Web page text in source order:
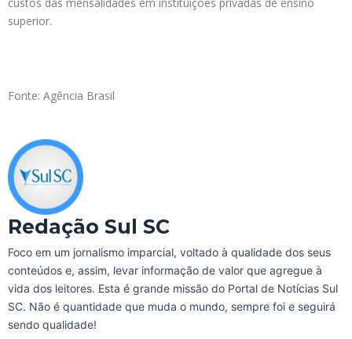
superior.
Fonte: Agência Brasil
Redação Sul SC
Foco em um jornalismo imparcial, voltado à qualidade dos seus
conteúdos e, assim, levar informação de valor que agregue à
vida dos leitores. Esta é grande missão do Portal de Notícias Sul
SC. Não é quantidade que muda o mundo, sempre foi e seguirá
sendo qualidade!